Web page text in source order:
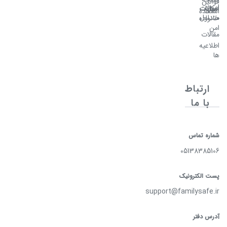
اصلی
امکانات
خانواده
امن
مقالات
اطلاعیه
ها
امن
استفاده
سوالات
متداول
ارتباط
با ما
شماره تماس
05138385106
پست الکترونیک
support@familysafe.ir
آدرس دفتر